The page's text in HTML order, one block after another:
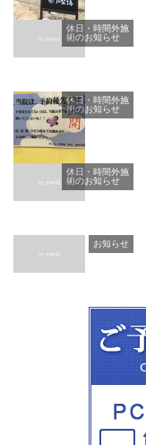
休日・時間外施
術のお知らせ
休日・時間外施
術のお知らせ
休日・時間外施
術のお知らせ
お知らせ